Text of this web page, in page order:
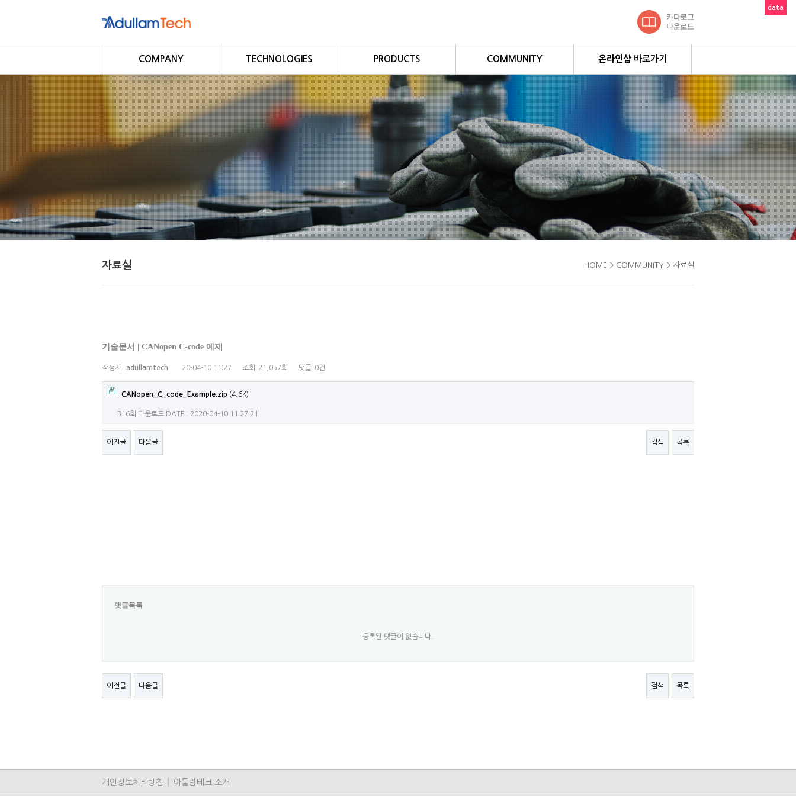
COMPANY TECHNOLOGIES PRODUCTS COMMUNITY 온라인샵 바로가기
회사소개
회사연혁
사업영역
Fieldbus
Profibus
DeviceNet
CC-Link
CANopen
Modbus/Modbus TCP
Autobus
Autoway
Autoio
Customizing 모듈
공지사항
자료실
자주묻는 질문
자료실 HOME > COMMUNITY > 자료실
data
기술문서 | CANopen C-code 예제
작성자 adullamtech 20-04-10 11:27 조회 21,057회 댓글 0건
CANopen_C_code_Example.zip (4.6K)
316회 다운로드 DATE : 2020-04-10 11:27:21
이전글 다음글 검색 목록
댓글목록
등록된 댓글이 없습니다.
이전글 다음글 검색 목록
개인정보처리방침 아둘람테크 소개